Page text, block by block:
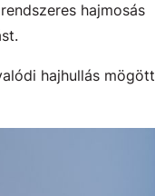
hajmosás
hajhullás mögött